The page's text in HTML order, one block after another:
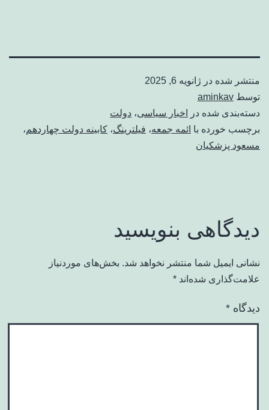
منتشر شده در ژانویه 6, 2025
توسط aminkav
دسته‌بندی شده در
اخبار سیاسی، دولت
برچسب خورده با ائمه جمعه، فیلترینگ، کابینه دولت چهاردهم،
مسعود پزشکیان
دیدگاهی بنویسید
نشانی ایمیل شما منتشر نخواهد شد. بخش‌های موردنیاز
علامت‌گذاری شده‌اند *
دیدگاه *